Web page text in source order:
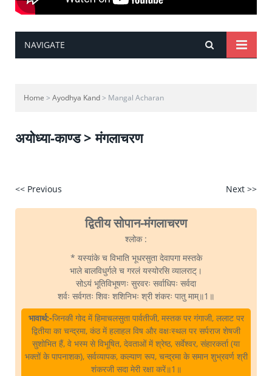
NAVIGATE
Home > Ayodhya Kand> Mangal Acharan
अयोध्या-काण्ड > मंगलाचरण
<< Previous Next >>
द्वितीय सोपान-मंगलाचरण
श्लोक :
* यस्यांके च विभाति भूधरसुता देवापगा मस्तके
भाले बालविधुर्गले च गरलं यस्योरसि व्यालराट्।
सोऽयं भूतिविभूषणः सुरवरः सर्वाधिपः सर्वदा
शर्वः सर्वगतः शिवः शशिनिभः श्री शंकरः पातु माम्‌॥1॥
भावार्थ:-जिनकी गोद में हिमाचलसुता पार्वतीजी, मस्तक पर गंगाजी, ललाट पर
द्वितीया का चन्द्रमा, कंठ में हलाहल विष और वक्षःस्थल पर सर्पराज शेषजी
सुशोभित हैं, वे भस्म से विभूषित, देवताओं में श्रेष्ठ, सर्वेश्वर, संहारकर्ता (या
भक्तों के पापनाशक), सर्वव्यापक, कल्याण रूप, चन्द्रमा के समान शुभ्रवर्ण श्री
शंकरजी सदा मेरी रक्षा करें॥1॥